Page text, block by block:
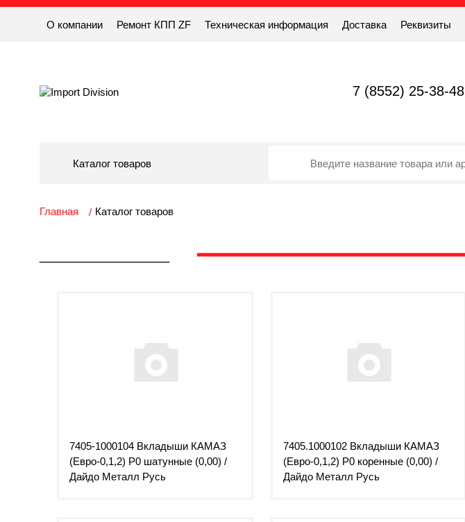
О компании Ремонт КПП ZF Техническая информация Доставка Реквизиты
7 (8552) 25-38-48
Каталог товаров
Главная Каталог товаров
7405-1000104 Вкладыши КАМАЗ
(Евро-0,1,2) Р0 шатунные (0,00) /
Дайдо Металл Русь
7405.1000102 Вкладыши КАМАЗ
(Евро-0,1,2) Р0 коренные (0,00) /
Дайдо Металл Русь